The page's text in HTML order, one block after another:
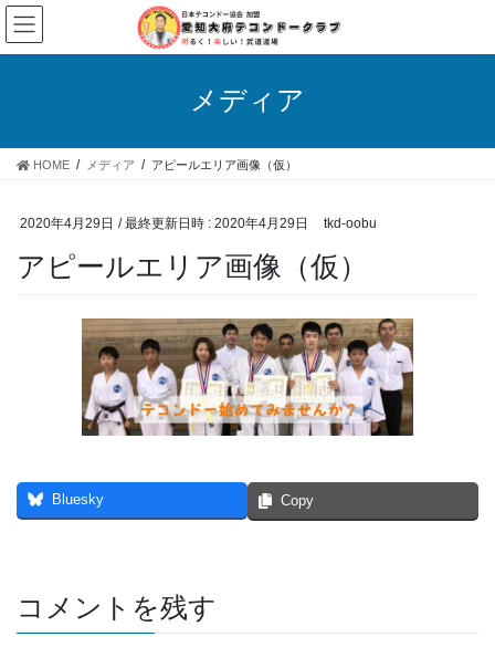
コ
ン
テ
ス
ナ
ビ
ゲ
ン
メディア
HOME メディア アピールエリア画像（仮）
2020年4月29日 / 最終更新日時 : 2020年4月29日 tkd-oobu
アピールエリア画像（仮）
Bluesky Copy
コメントを残す